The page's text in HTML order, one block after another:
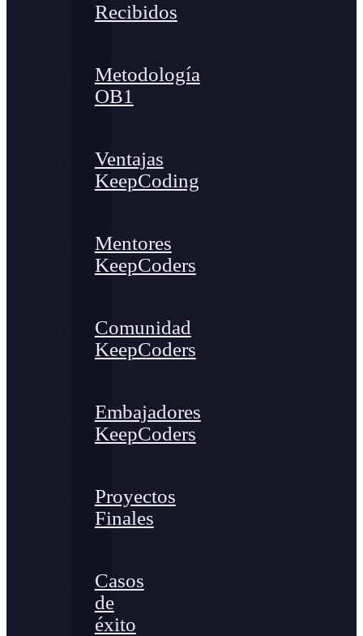
Recibidos
Metodología
OB1
Ventajas
KeepCoding
Mentores
KeepCoders
Comunidad
KeepCoders
Embajadores
KeepCoders
Proyectos
Finales
Casos
de
éxito